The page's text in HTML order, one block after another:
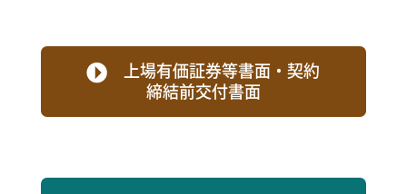
上場有価証券等書面・契約
締結前交付書面